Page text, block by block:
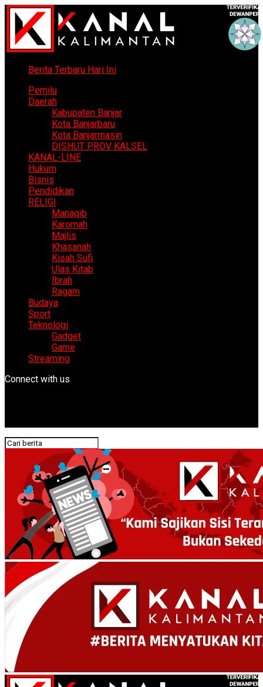
Berita Terbaru Hari Ini
Pemilu
Daerah
Kabupaten Banjar
Kota Banjarbaru
Kota Banjarmasin
DISHUT PROV KALSEL
KANAL-LINE
Hukum
Bisnis
Pendidikan
RELIGI
Manaqib
Karomah
Majlis
Khasanah
Kisah Sufi
Ulas Kitab
Ibrah
Ragam
Budaya
Sport
Teknologi
Gadget
Game
Streaming
Connect with us